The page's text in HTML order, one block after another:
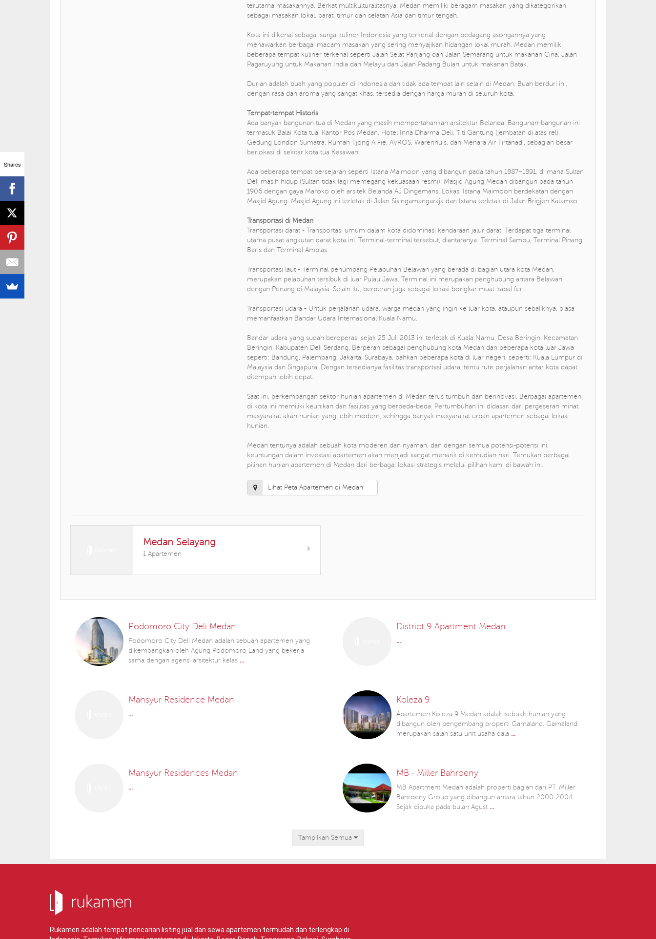
terutama masakannya. Berkat multikulturalitasnya, Medan memiliki beragam masakan yang dikategorikan
sebagai masakan lokal, barat, timur dan selatan Asia dan timur tengah.
Kota ini dikenal sebagai surga kuliner Indonesia yang terkenal dengan pedagang asongannya yang
menawarkan berbagai macam masakan yang sering menyajikan hidangan lokal murah. Medan memiliki
beberapa tempat kuliner terkenal seperti Jalan Selat Panjang dan Jalan Semarang untuk makanan Cina, Jalan
Pagaruyung untuk Makanan India dan Melayu dan Jalan Padang Bulan untuk makanan Batak.
Durian adalah buah yang populer di Indonesia dan tidak ada tempat lain selain di Medan. Buah berduri ini,
dengan rasa dan aroma yang sangat khas, tersedia dengan harga murah di seluruh kota.
Tempat-tempat Historis
Ada banyak bangunan tua di Medan yang masih mempertahankan arsitektur Belanda. Bangunan-bangunan ini
termasuk Balai Kota tua, Kantor Pos Medan, Hotel Inna Dharma Deli, Titi Gantung (jembatan di atas rel),
Gedung London Sumatra, Rumah Tjong A Fie, AVROS, Warenhuis, dan Menara Air Tirtanadi, sebagian besar
berlokasi di sekitar kota tua Kesawan.
Ada beberapa tempat bersejarah seperti Istana Maimoon yang dibangun pada tahun 1887–1891, di mana Sultan
Deli masih hidup (Sultan tidak lagi memegang kekuasaan resmi). Masjid Agung Medan dibangun pada tahun
1906 dengan gaya Maroko oleh arsitek Belanda AJ Dingemans. Lokasi Istana Maimoon berdekatan dengan
Masjid Agung. Masjid Agung ini terletak di Jalan Sisingamangaraja dan Istana terletak di Jalan Brigjen Katamso.
Transportasi di Medan
Transportasi darat - Transportasi umum dalam kota didominasi kendaraan jalur darat. Terdapat tiga terminal
utama pusat angkutan darat kota ini. Terminal-terminal tersebut, diantaranya: Terminal Sambu, Terminal Pinang
Baris dan Terminal Amplas.
Transportasi laut - Terminal penumpang Pelabuhan Belawan yang berada di bagian utara kota Medan,
merupakan pelabuhan tersibuk di luar Pulau Jawa. Terminal ini merupakan penghubung antara Belawan
dengan Penang di Malaysia. Selain itu, berperan juga sebagai lokasi bongkar muat kapal feri.
Transportasi udara - Untuk perjalanan udara, warga medan yang ingin ke luar kota, ataupun sebaliknya, biasa
memanfaatkan Bandar Udara Internasional Kuala Namu.
Bandar udara yang sudah beroperasi sejak 25 Juli 2013 ini terletak di Kuala Namu, Desa Beringin, Kecamatan
Beringin, Kabupaten Deli Serdang. Berperan sebagai penghubung kota Medan dan beberapa kota luar Jawa
seperti: Bandung, Palembang, Jakarta, Surabaya, bahkan beberapa kota di luar negeri, seperti: Kuala Lumpur di
Malaysia dan Singapura. Dengan tersedianya fasilitas transportasi udara, tentu rute perjalanan antar kota dapat
ditempuh lebih cepat.
Saat ini, perkembangan sektor hunian apartemen di Medan terus tumbuh dan berinovasi. Berbagai apartemen
di kota ini memiliki keunikan dan fasilitas yang berbeda-beda. Pertumbuhan ini didasari dari pergeseran minat
masyarakat akan hunian yang lebih modern, sehingga banyak masyarakat urban apartemen sebagai lokasi
hunian.
Medan tentunya adalah sebuah kota moderen dan nyaman, dan dengan semua potensi-potensi ini,
keuntungan dalam investasi apartemen akan menjadi sangat menarik di kemudian hari. Temukan berbagai
pilihan hunian apartemen di Medan dari berbagai lokasi strategis melalui pilihan kami di bawah ini.
Lihat Peta Apartemen di Medan
Medan Selayang
1 Apartemen
Podomoro City Deli Medan
Podomoro City Deli Medan adalah sebuah apartemen yang
dikembangkan oleh Agung Podomoro Land yang bekerja
sama dengan agensi arsitektur kelas ...
District 9 Apartment Medan
...
Mansyur Residence Medan
...
Koleza 9
Apartemen Koleza 9 Medan adalah sebuah hunian yang
dibangun oleh pengembang properti Gamaland. Gamaland
merupakan salah satu unit usaha dala ...
Mansyur Residences Medan
...
MB - Miller Bahroeny
MB Apartment Medan adalah properti bagian dari PT. Miller
Bahroeny Group yang dibangun antara tahun 2000-2004.
Sejak dibuka pada bulan Agust ...
Tampilkan Semua
Rukamen adalah tempat pencarian listing jual dan sewa apartemen termudah dan terlengkap di
Shares